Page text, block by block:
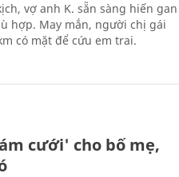
vợ anh K. sẵn sàng hiến gan
hợp. May mắn, người chị gái
có mặt để cứu em trai.
cưới' cho bố mẹ,